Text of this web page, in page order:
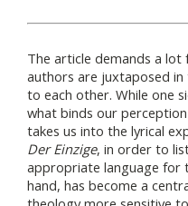
The article demands a
authors are juxtaposed
to each other. While one
what binds our
takes us into the lyrical
Der Einzige, in order to
appropriate language for
hand, has become a